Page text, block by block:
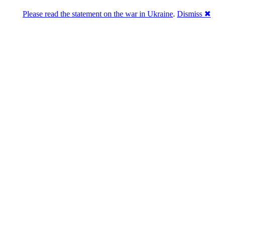
Please read the statement on the war in Ukraine. Dismiss ✖